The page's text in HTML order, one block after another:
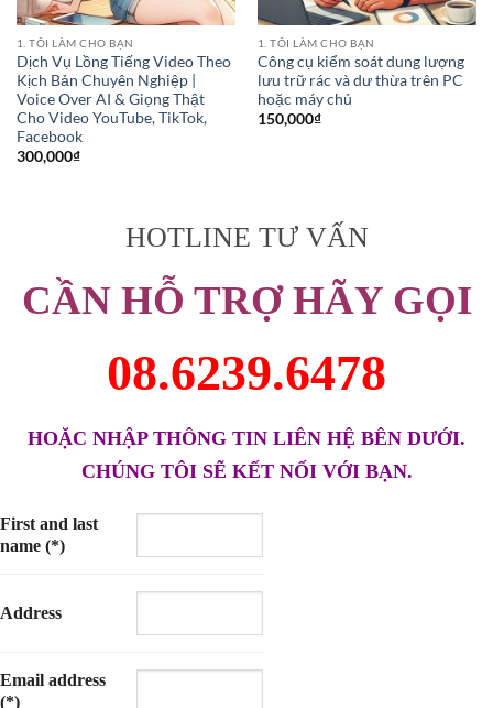
1. TÔI LÀM CHO BẠN
Dịch Vụ Lồng Tiếng Video Theo
Kịch Bản Chuyên Nghiệp |
Voice Over AI & Giọng Thật
Cho Video YouTube, TikTok,
Facebook
300,000₫
1. TÔI LÀM CHO BẠN
Công cụ kiểm soát dung lượng
lưu trữ rác và dư thừa trên PC
hoặc máy chủ
150,000₫
HOTLINE TƯ VẤN
CẦN HỖ TRỢ HÃY GỌI
08.6239.6478
HOẶC NHẬP THÔNG TIN LIÊN HỆ BÊN DƯỚI.
CHÚNG TÔI SẼ KẾT NỐI VỚI BẠN.
First and last
name (*)
Address
Email address
(*)